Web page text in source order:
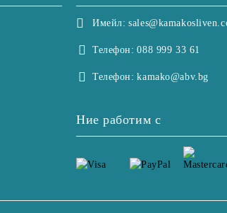
Имейл:
Телефон: 088 999 33 61
Телефон: kamako@abv.bg
Ние работим с